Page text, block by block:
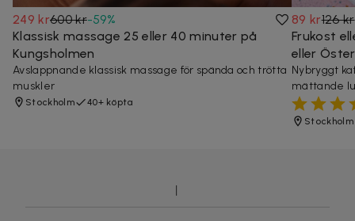
249 kr600 kr-59%
Klassisk massage 25 eller 40 minuter på
Kungsholmen
Avslappnande klassisk massage för spända och trötta
muskler
Stockholm 40+ köpta
89 kr126 kr
Frukost
eller
Nybryggt
mättande
Stockholm